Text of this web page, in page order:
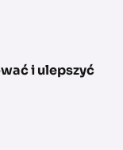
i ulepszyć